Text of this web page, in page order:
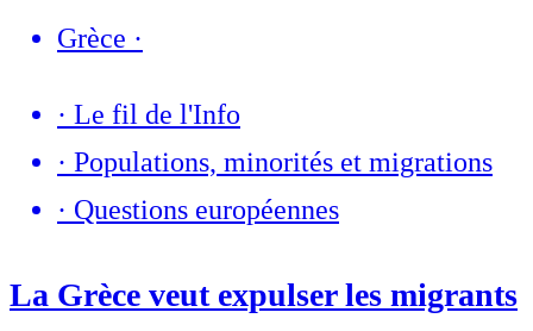
Grèce ·
· Le fil de l'Info
· Populations, minorités et migrations
· Questions européennes
La Grèce veut expulser les migrants